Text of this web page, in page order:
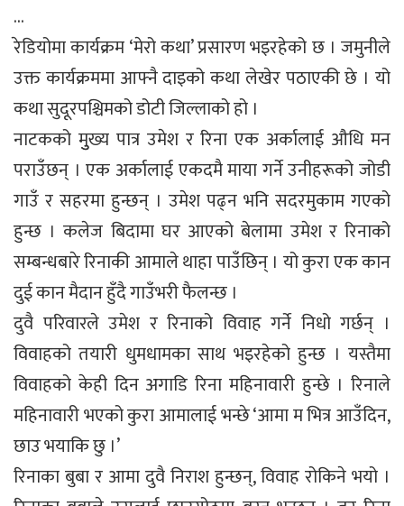
…
रेडियोमा कार्यक्रम ‘मेरो कथा’ प्रसारण भइरहेको छ । जमुनीले
उक्त कार्यक्रममा आफ्नै दाइको कथा लेखेर पठाएकी छे । यो
कथा सुदूरपश्चिमको डोटी जिल्लाको हो ।
नाटकको मुुख्य पात्र उमेश र रिना एक अर्कालाई औधि मन
पराउँछन् । एक अर्कालाई एकदमै माया गर्ने उनीहरूको जोडी
गाउँ र सहरमा हुन्छन् । उमेश पढ्न भनि सदरमुकाम गएको
हुन्छ । कलेज बिदामा घर आएको बेलामा उमेश र रिनाको
सम्बन्धबारे रिनाकी आमाले थाहा पाउँछिन् । यो कुरा एक कान
दुई कान मैदान हुँदै गाउँभरी फैलन्छ ।
दुवै परिवारले उमेश र रिनाको विवाह गर्ने निधो गर्छन् ।
विवाहको तयारी धुमधामका साथ भइरहेको हुन्छ । यस्तैमा
विवाहको केही दिन अगाडि रिना महिनावारी हुन्छे । रिनाले
महिनावारी भएको कुरा आमालाई भन्छे ‘आमा म भित्र आउँदिन,
छाउ भयाकि छु ।’
रिनाका बुबा र आमा दुवै निराश हुन्छन्, विवाह रोकिने भयो ।